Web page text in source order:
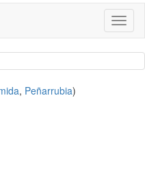
, Peñarrubia)